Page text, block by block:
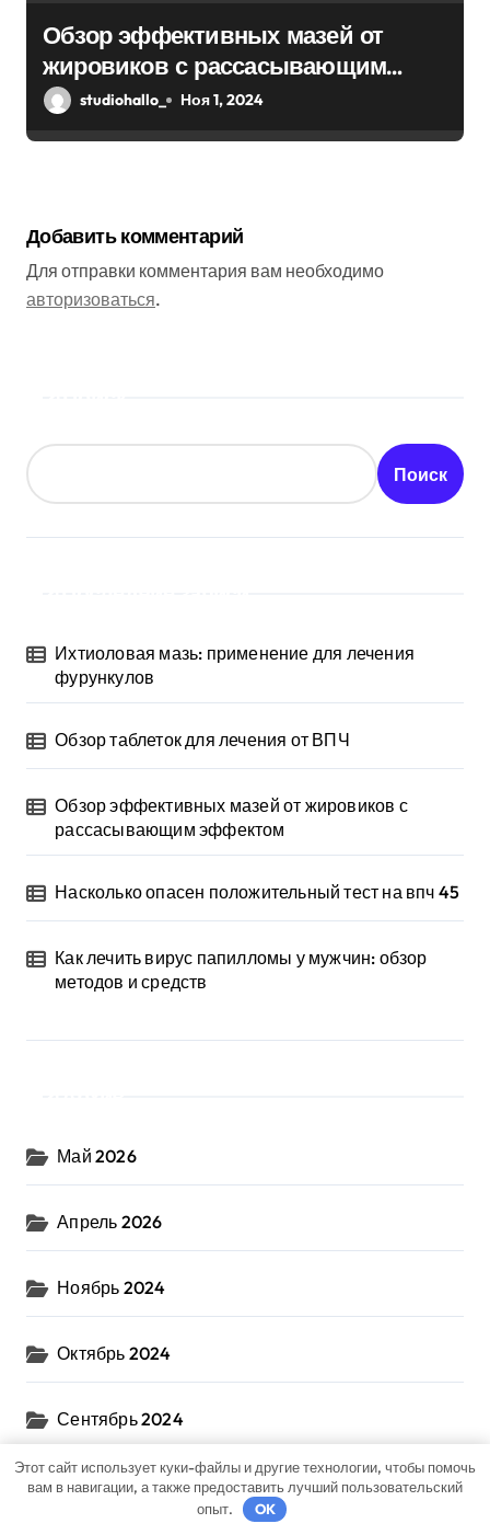
Обзор эффективных мазей от
жировиков с рассасывающим
эффектом
studiohallo_ Ноя 1, 2024
Добавить комментарий
Для отправки комментария вам необходимо
авторизоваться.
Поиск
Ихтиоловая мазь: применение для лечения
фурункулов
Обзор таблеток для лечения от ВПЧ
Обзор эффективных мазей от жировиков с
рассасывающим эффектом
Насколько опасен положительный тест на впч 45
Как лечить вирус папилломы у мужчин: обзор
методов и средств
Май 2026
Апрель 2026
Ноябрь 2024
Октябрь 2024
Сентябрь 2024
Август 2024
Этот сайт использует куки-файлы и другие технологии, чтобы помочь
вам в навигации, а также предоставить лучший пользовательский
опыт.
OK